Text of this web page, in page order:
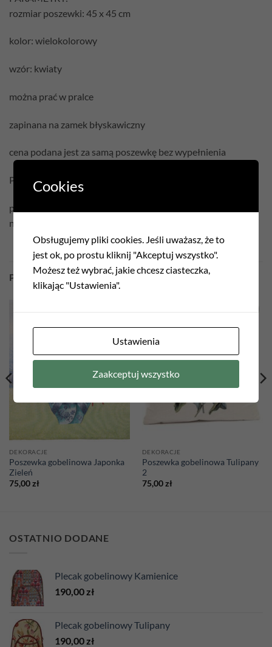
rozmiar poszewki: 45 x 45 cm
kolor: wielokolorowy
wzór: kwiaty
można prać w pralce
zapinana na zamek błyskawiczny
cena podana jest za samą poszewkę bez wypełnienia
Pielęgnacja:
prać w temperaturze 30°C
nie czyścić chemicznie
PODOBNE PRODUKTY
Add to
DEKORACJE
Poszewka gobelinowa Japonka
Zieleń
75,00zł
Add to
DEKORACJE
Poszewka gobelinowa Tulipany
2
75,00zł
OSTATNIO DODANE
Plecak gobelinowy Kamienice
190,00 zł
Plecak gobelinowy Tulipany
190,00 zł
Cookies
Obsługujemy pliki cookies. Jeśli uważasz, że to
jest ok, po prostu kliknij "Akceptuj wszystko".
Możesz też wybrać, jakie chcesz ciasteczka,
klikając "Ustawienia".
Ustawienia
Zaakceptuj wszystko